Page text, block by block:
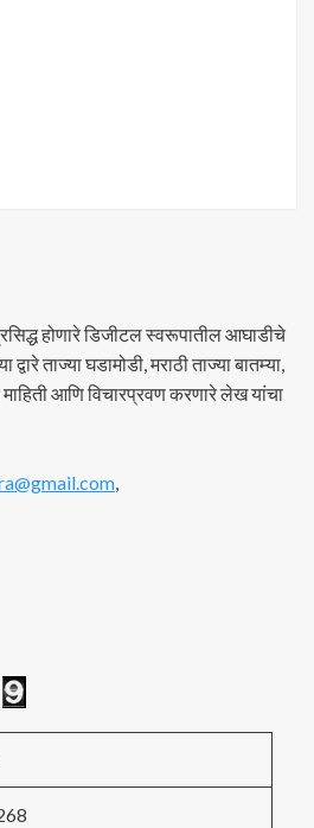
होणारे डिजीटल स्वरूपातील आघाडीचे
ताज्या घडामोडी, मराठी ताज्या बातम्या,
आणि विचारप्रवण करणारे लेख यांचा
,